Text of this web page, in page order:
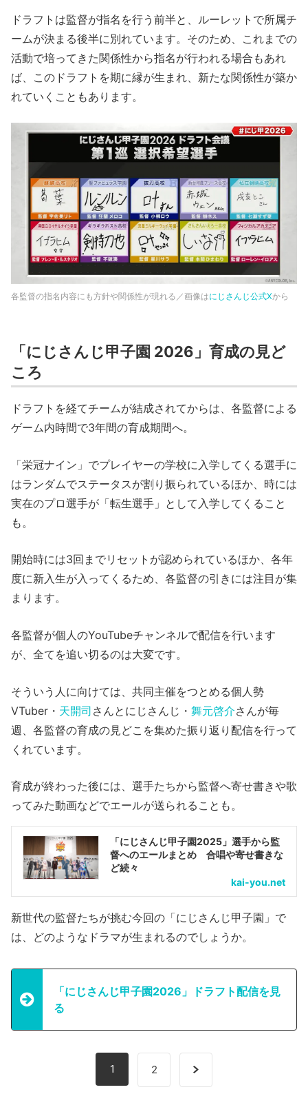
ドラフトは監督が指名を行う前半と、ルーレットで所属チ
ームが決まる後半に別れています。そのため、これまでの
活動で培ってきた関係性から指名が行われる場合もあれ
ば、このドラフトを期に縁が生まれ、新たな関係性が築か
れていくこともあります。
各監督の指名内容にも方針や関係性が現れる／画像はにじさんじ公式Xから
「にじさんじ甲子園 2026」育成の見ど
ころ
ドラフトを経てチームが結成されてからは、各監督による
ゲーム内時間で3年間の育成期間へ。
「栄冠ナイン」でプレイヤーの学校に入学してくる選手に
はランダムでステータスが割り振られているほか、時には
実在のプロ選手が「転生選手」として入学してくること
も。
開始時には3回までリセットが認められているほか、各年
度に新入生が入ってくるため、各監督の引きには注目が集
まります。
各監督が個人のYouTubeチャンネルで配信を行います
が、全てを追い切るのは大変です。
そういう人に向けては、共同主催をつとめる個人勢
VTuber・ 天開司 さんとにじさんじ・ 舞元啓介さんが毎
週、各監督の育成の見どこを集めた振り返り配信を行って
くれています。
育成が終わった後には、選手たちから監督へ寄せ書きや歌
ってみた動画などでエールが送られることも。
「にじさんじ甲子園2025」選手から監
督へのエールまとめ 合唱や寄せ書きな
ど続々
kai-you.net
新世代の監督たちが挑む今回の「にじさんじ甲子園」で
は、どのようなドラマが生まれるのでしょうか。
「にじさんじ甲子園2026」ドラフト配信を見
る
1 2